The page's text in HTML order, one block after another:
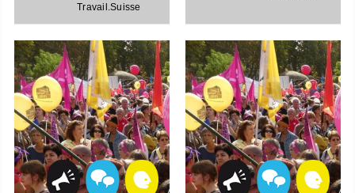
Travail.Suisse